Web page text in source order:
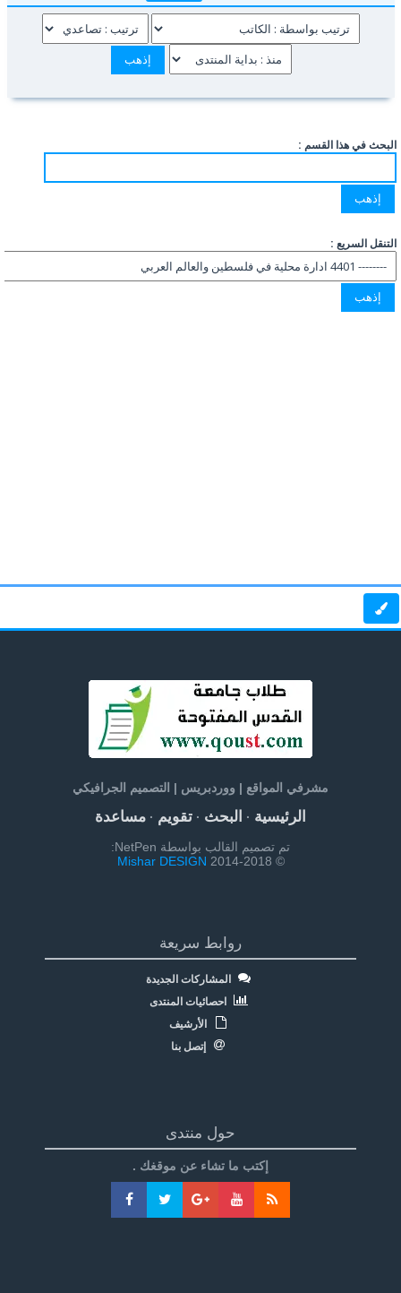
البحث في هذا القسم :
التنقل السريع :
مشرفي المواقع | ووردبريس | التصميم الجرافيكي
الرئيسية· البحث· تقويم· مساعدة
تم تصميم القالب بواسطة NetPen:
© 2014-2018
Mishar DESIGN
روابط سريعة
المشاركات الجديدة
احصائيات المنتدى
الأرشيف
إتصل بنا
حول منتدى
إكتب ما تشاء عن موقغك .